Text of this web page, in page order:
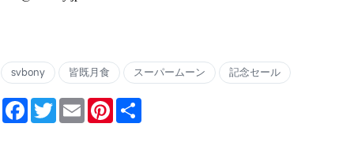
svbony 皆既月食 スーパームーン 記念セール
FacebookTwitterEmail Pinterest